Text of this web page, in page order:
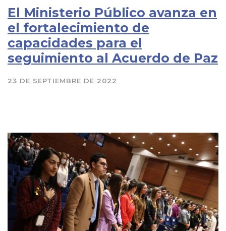
El Ministerio Público avanza en
el fortalecimiento de
capacidades para el
seguimiento al Acuerdo de Paz
23 DE SEPTIEMBRE DE 2022